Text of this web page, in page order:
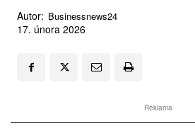
Autor: Businessnews24
17. února 2026
Reklama